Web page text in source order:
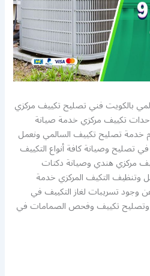
بالكويت فني تصليح تكييف مركزي
تكييف مركزي خدمة صيانة
خدمة تصليح تكييف السالمي ونعمل
تصليح وصيانة كافة أنواع التكييف
مركزي هندي وصيانة دكتات
وتنظيف التكيف المركزي خدمة
وجود تسريبات لغاز التكييف في
وتصليح تكييف وفحص الصمامات في